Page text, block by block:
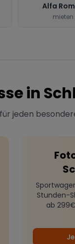
Alfa
mieten
in
jeden
Stunden-
ab